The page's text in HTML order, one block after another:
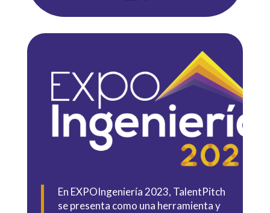
En EXPOIngeniería 2023, TalentPitch
se presenta como una herramienta y